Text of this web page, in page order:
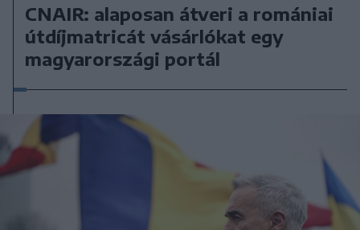
CNAIR: alaposan átveri a romániai
útdíjmatricát vásárlókat egy
magyarországi portál